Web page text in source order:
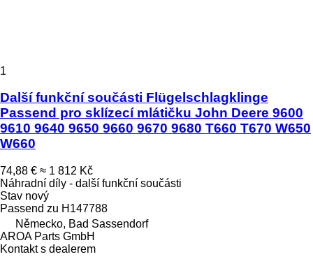
1
Další funkční součásti Flügelschlagklinge
Passend pro sklízecí mlátičku John Deere 9600
9610 9640 9650 9660 9670 9680 T660 T670 W650
W660
74,88 € ≈ 1 812 Kč
Náhradní díly - další funkční součásti
Stav nový
Passend zu H147788
Německo, Bad Sassendorf
AROA Parts GmbH
Kontakt s dealerem